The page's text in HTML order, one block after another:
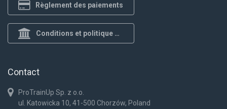
Règlement des paiements
Conditions et politique de confidentialité
Contact
ProTrainUp Sp. z o.o.
ul. Katowicka 10, 41-500 Chorzów, Poland